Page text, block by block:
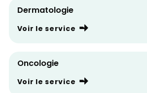
Dermatologie
Voir le service
Oncologie
Voir le service